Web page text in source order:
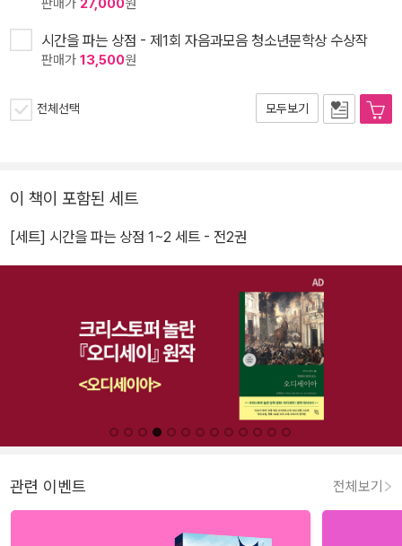
판매가 27,000원
시간을 파는 상점 - 제1회 자음과모음 청소년문학상 수상작
판매가 13,500원
전체선택 모두보기
이 책이 포함된 세트
[세트] 시간을 파는 상점 1~2 세트 - 전2권
관련 이벤트 전체보기